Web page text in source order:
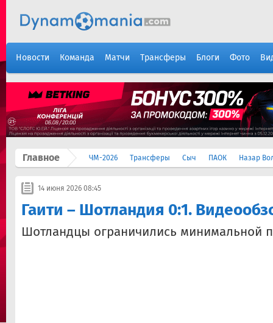
Новости Команда Матчи Трансферы Блоги Фото
Главное ЧМ-2026 Трансферы Сыч ПАОК Назар
14 июня 2026 08:45
Гаити – Шотландия 0:1.
Шотландцы ограничились минимальной